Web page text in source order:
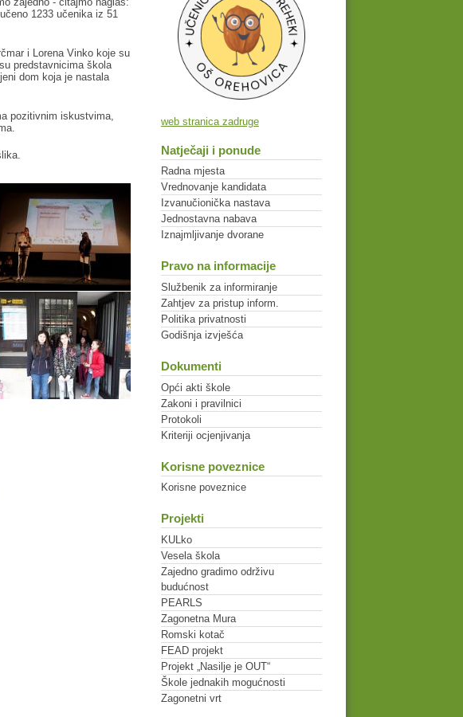
1233 učenika iz 51
i Lorena Vinko koje su
predstavnicima škola
dom koja je nastala
pozitivnim iskustvima,
web stranica zadruge
Natječaji i ponude
Radna mjesta
Vrednovanje kandidata
Izvanučionička nastava
Jednostavna nabava
Iznajmljivanje dvorane
Pravo na informacije
Službenik za informiranje
Zahtjev za pristup inform.
Politika privatnosti
Godišnja izvješća
Dokumenti
Opći akti škole
Zakoni i pravilnici
Protokoli
Kriteriji ocjenjivanja
Korisne poveznice
Korisne poveznice
Projekti
KULko
Vesela škola
Zajedno gradimo održivu
budućnost
PEARLS
Zagonetna Mura
Romski kotač
FEAD projekt
Projekt „Nasilje je OUT“
Škole jednakih mogućnosti
Zagonetni vrt